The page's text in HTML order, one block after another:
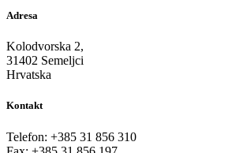
Adresa
Kolodvorska 2,
31402 Semeljci
Hrvatska
Kontakt
Telefon: +385 31 856 310